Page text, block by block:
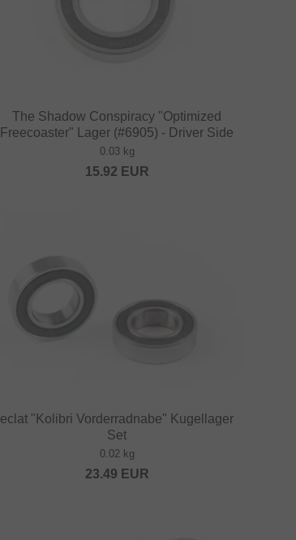
The Shadow Conspiracy "Optimized
Freecoaster" Lager (#6905) - Driver Side
0.03 kg
15.92 EUR
eclat "Kolibri Vorderradnabe" Kugellager
Set
0.02 kg
23.49 EUR